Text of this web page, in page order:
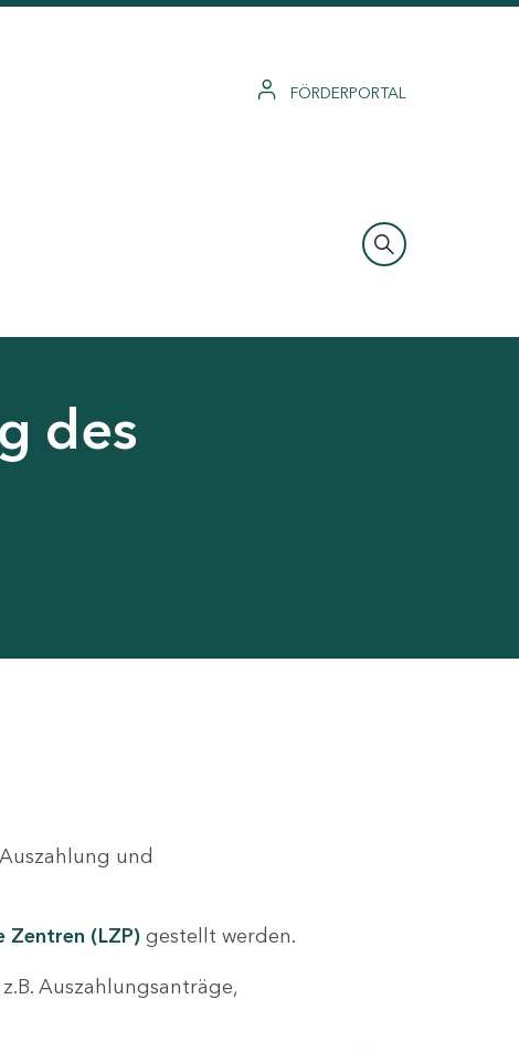
FÖRDERPORTAL
des
und
Zentren (LZP)gestellt werden.
Auszahlungsanträge,